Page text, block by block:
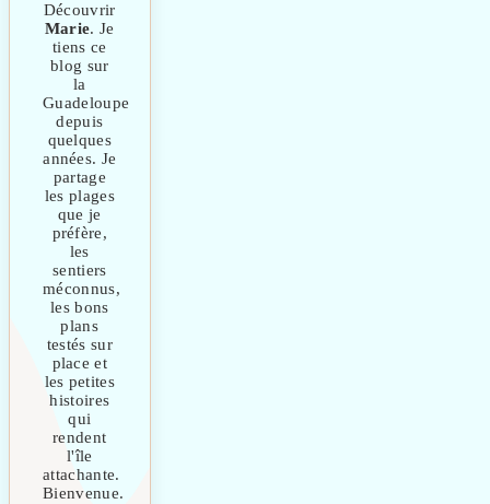
Découvrir
Marie. Je
tiens ce
blog sur
la
Guadeloupe
depuis
quelques
années. Je
partage
les plages
que je
préfère,
les
sentiers
méconnus,
les bons
plans
testés sur
place et
les petites
histoires
qui
rendent
l'île
attachante.
Bienvenue.